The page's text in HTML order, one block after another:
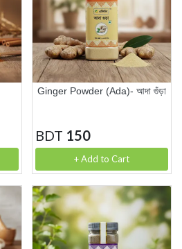
Ginger Powder (Ada)- আদা গুঁড়া
BDT 150
+ Add to Cart